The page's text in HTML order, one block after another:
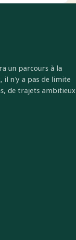
un parcours à la
il n'y a pas de limite
de trajets ambitieux